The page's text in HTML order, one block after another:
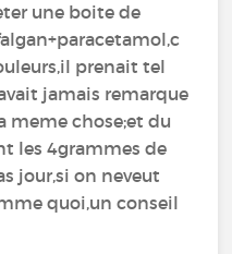
une boite de
prenait tel
jamais remarque
meme chose;et du
les 4grammes de
jour,si on neveut
quoi,un conseil